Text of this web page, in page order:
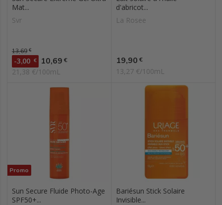
Mat...
Svr
Prix de base
13,69 €
-3,00 € Prix
10,69 €
21,38 €/100mL
d'abricot...
La Rosee
Prix
19,90 €
13,27 €/100mL
Promo
Sun Secure Fluide Photo-Age
SPF50+...
Bariésun Stick Solaire
Invisible...